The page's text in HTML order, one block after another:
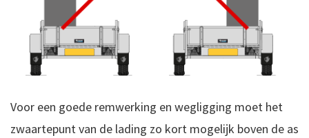
Voor een goede remwerking en wegligging moet het
zwaartepunt van de lading zo kort mogelijk boven de as